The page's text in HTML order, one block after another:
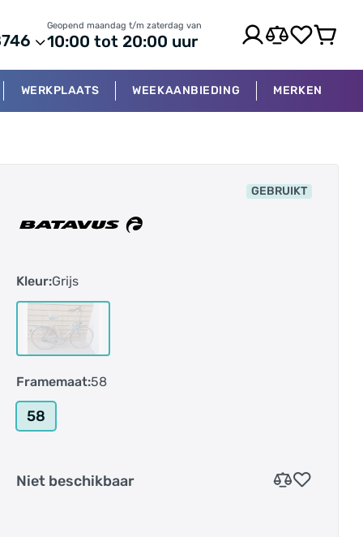
Geopend maandag t/m zaterdag van
10:00 tot 20:00 uur
WERKPLAATS WEEKAANBIEDING MERKEN
GEBRUIKT
Kleur:Grijs
Framemaat:58
58
Niet beschikbaar